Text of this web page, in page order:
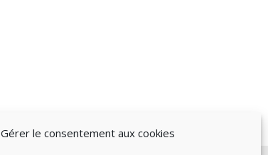
Gérer le consentement aux cookies